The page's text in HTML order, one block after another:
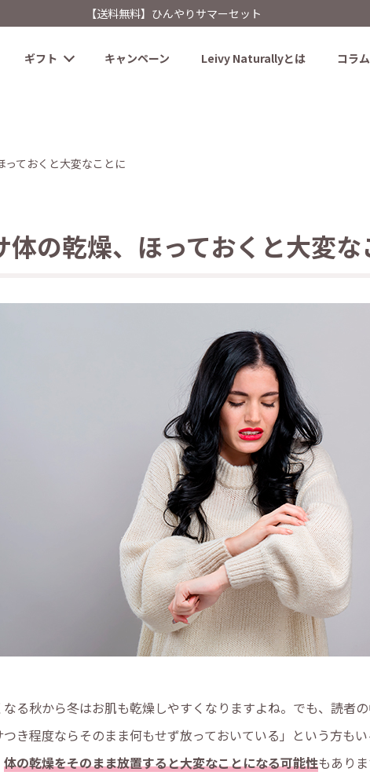
【送料無料】ひんやりサマーセット
ギフト キャンペーン Leivy Naturallyとは コラム
っておくと大変なことに
体の乾燥、ほっておくと大変な
る秋から冬はお肌も乾燥しやすくなりますよね。でも、読者
き程度ならそのまま何もせず放っておいている」という方も
体の乾燥をそのまま放置すると大変なことになる可能性もあり